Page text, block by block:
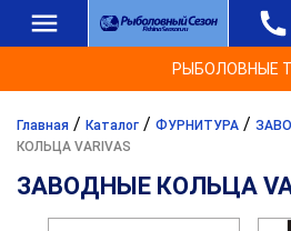
РЫБОЛОВНЫЕ
Главная / Каталог / ФУРНИТУРА /
КОЛЬЦА VARIVAS
ЗАВОДНЫЕ КОЛЬЦА